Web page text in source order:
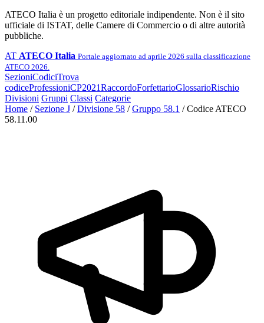
ATECO Italia è un progetto editoriale indipendente. Non è il sito
ufficiale di ISTAT, delle Camere di Commercio o di altre autorità
pubbliche.
AT ATECO Italia Portale aggiornato ad aprile 2026 sulla classificazione
ATECO 2026.
SezioniCodiciTrova
codiceProfessioniCP2021RaccordoForfettarioGlossarioRischio
Divisioni Gruppi Classi Categorie
Home / Sezione J / Divisione 58 / Gruppo 58.1 / Codice ATECO
58.11.00